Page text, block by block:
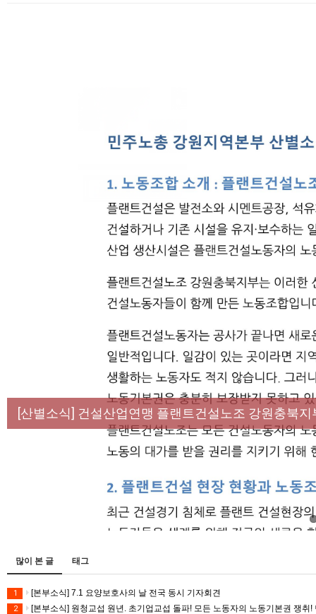
[성명] 막을 수 있었던 죽음, HL만도가 책임져라 : 청
[산별소식] 건설산업연맹 플랜트건설노조 강원충북지
[강릉,속초,원주,춘천] 폭염감시단 사업 이모저모
[조합원☆인터뷰] 서비스연맹 전국학교비정규직노동
[본부소식] 강원지역 노동자 합창단 모임
많이 본 글 태그
1 [본부소식] 7.1 요양보호사의 날 전국 동시 기자회견
2 [본부소식] 원청교섭 원년. 초기업교섭 돌파! 모든 노동자의 노동기본권 쟁취